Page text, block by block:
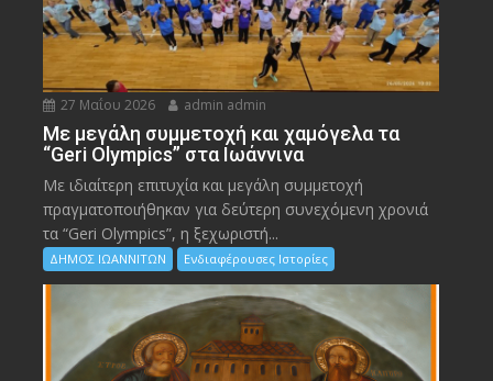
27 Μαΐου 2026 admin admin
Με μεγάλη συμμετοχή και χαμόγελα τα
“Geri Olympics” στα Ιωάννινα
Με ιδιαίτερη επιτυχία και μεγάλη συμμετοχή
πραγματοποιήθηκαν για δεύτερη συνεχόμενη χρονιά
τα “Geri Olympics”, η ξεχωριστή...
ΔΗΜΟΣ ΙΩΑΝΝΙΤΩΝ Ενδιαφέρουσες Ιστορίες